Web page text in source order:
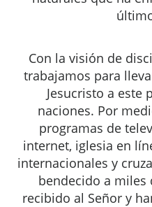
Con la visión de
trabajamos para
Jesucristo a este
naciones. Por
programas de
internet, iglesia en
internacionales y
bendecido a miles
recibido al Señor y